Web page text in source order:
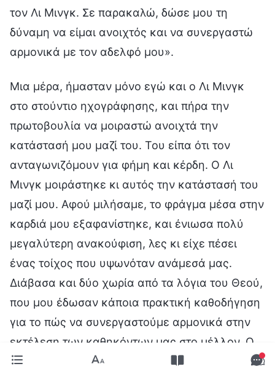
τον Λι Μινγκ. Σε παρακαλώ, δώσε μου τη
δύναμη να είμαι ανοιχτός και να συνεργαστώ
αρμονικά με τον αδελφό μου».
Μια μέρα, ήμασταν μόνο εγώ και ο Λι Μινγκ
στο στούντιο ηχογράφησης, και πήρα την
πρωτοβουλία να μοιραστώ ανοιχτά την
κατάστασή μου μαζί του. Του είπα ότι τον
ανταγωνιζόμουν για φήμη και κέρδη. Ο Λι
Μινγκ μοιράστηκε κι αυτός την κατάστασή του
μαζί μου. Αφού μιλήσαμε, το φράγμα μέσα στην
καρδιά μου εξαφανίστηκε, και ένιωσα πολύ
μεγαλύτερη ανακούφιση, λες κι είχε πέσει
ένας τοίχος που υψωνόταν ανάμεσά μας.
Διάβασα και δύο χωρία από τα λόγια του Θεού,
που μου έδωσαν κάποια πρακτική καθοδήγηση
για το πώς να συνεργαστούμε αρμονικά στην
εκτέλεση των καθηκόντων μας στο μέλλον. Ο
Παντοδύναμος Θεός λέει: «
Είτε είσαι νεότερος